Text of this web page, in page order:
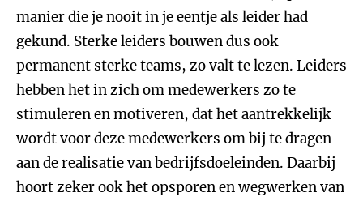
manier die je nooit in je eentje als leider had
gekund. Sterke leiders bouwen dus ook
permanent sterke teams, zo valt te lezen. Leiders
hebben het in zich om medewerkers zo te
stimuleren en motiveren, dat het aantrekkelijk
wordt voor deze medewerkers om bij te dragen
aan de realisatie van bedrijfsdoeleinden. Daarbij
hoort zeker ook het opsporen en wegwerken van